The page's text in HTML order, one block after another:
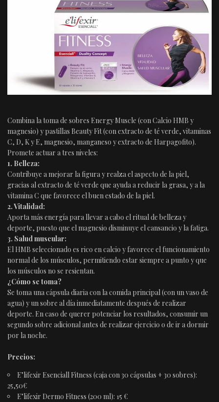
Combina la toma de sobres Energy Muscle (con Calcio HMB y
magnesio) y pastillas Beauty Fit (con extracto de té verde, vitaminas
C, D, K y E, magnesio, manganeso y extracto de Harpagofito).
Promete actuar a tres niveles:
1. Belleza:
Contribuye a mejorar la figura y realza el aspecto de la piel,
gracias al extracto de té verde que ayuda a reducir la grasa, y a la
vitamina C que favorece el buen estado de la piel.
2. Vitalidad:
Aporta más energía para llevar a cabo el ritual de belleza y
deporte, puesto que el magnesio disminuye el cansancio y la fatiga.
3. Salud muscular:
El HMB seleccionado es rico en calcio y favorece el funcionamiento
normal de los músculos, permitiendo estar siempre a punto y que
los músculos no se resientan.
¿Cómo se toma?
Se toma una cápsula diaria con la comida principal (con un vaso de
agua) y un sobre al día inmediatamente después de realizar
deporte. En caso de querer potenciar los resultados, consumir un
segundo sobre adicional antes de realizar ejercicio o de ir a dormir
por la noche.
Precios:
E’lifexir Esenciall Fitness (caja con 30 cápsulas + 30 sobres):
25,50€
E’lifexir Dermo Fitness (200 ml): 15 €